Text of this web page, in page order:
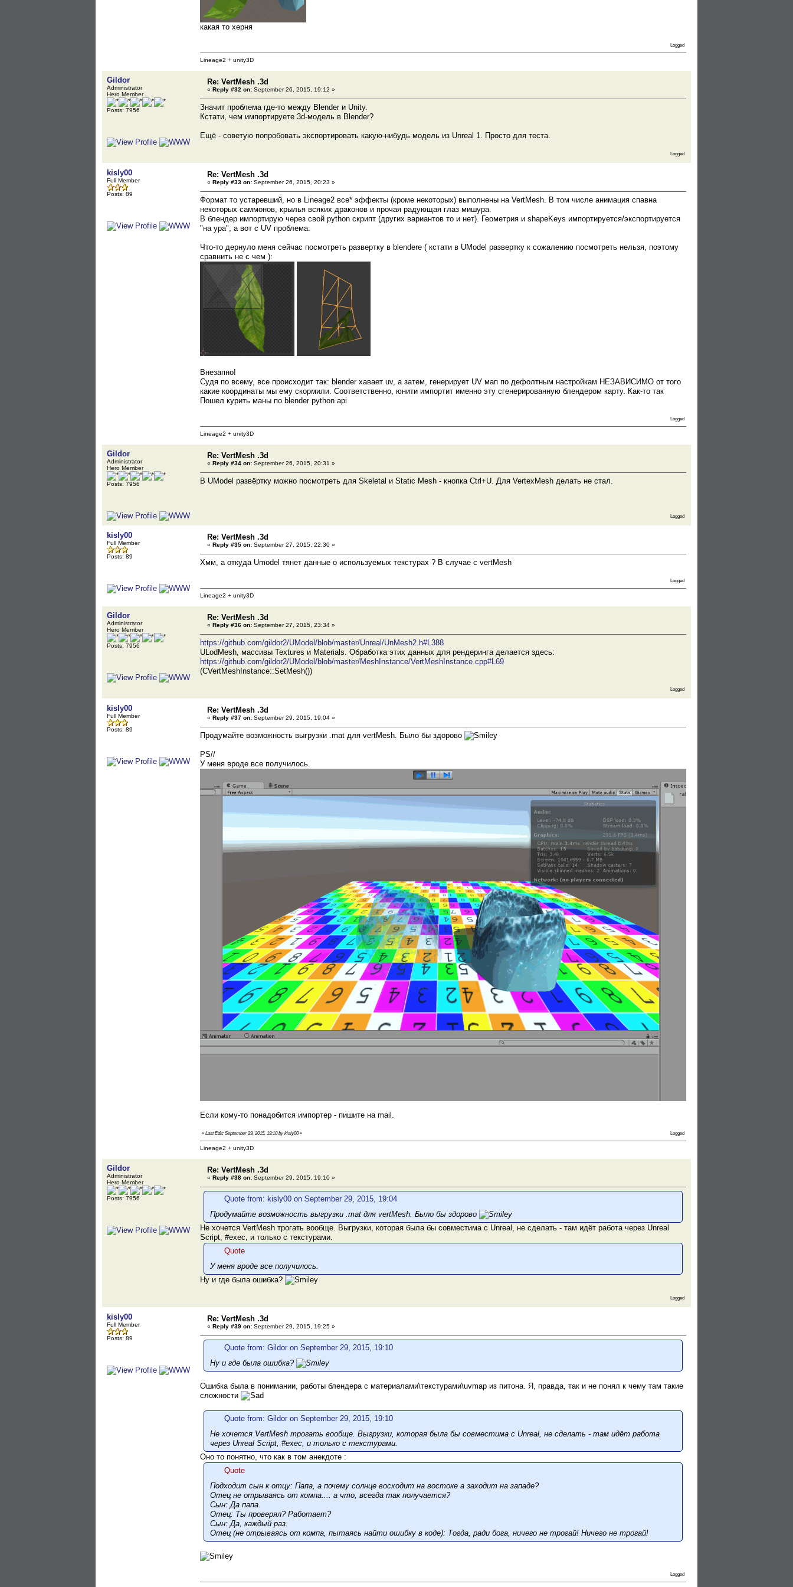
какая то херня
Logged
Lineage2 + unity3D
Gildor
Administrator
Hero Member
Posts: 7956
Re: VertMesh .3d
« Reply #32 on: September 26, 2015, 19:12 »
Значит проблема где-то между Blender и Unity.
Кстати, чем импортируете 3d-модель в Blender?
Ещё - советую попробовать экспортировать какую-нибудь модель из Unreal 1. Просто для теста.
Logged
kisly00
Full Member
Posts: 89
Re: VertMesh .3d
« Reply #33 on: September 26, 2015, 20:23 »
Формат то устаревший, но в Lineage2 все* эффекты (кроме некоторых) выполнены на VertMesh. В том числе анимация спавна
некоторых саммонов, крылья всяких драконов и прочая радующая глаз мишура.
В блендер импортирую через свой python скрипт (других вариантов то и нет). Геометрия и shapeKeys импортируется/экспортируется
"на ура", а вот с UV проблема.
Что-то дернуло меня сейчас посмотреть развертку в blendere ( кстати в UModel развертку к сожалению посмотреть нельзя, поэтому
сравнить не с чем ):
Внезапно!
Судя по всему, все происходит так: blender хавает uv, а затем, генерирует UV мап по дефолтным настройкам НЕЗАВИСИМО от того
какие координаты мы ему скормили. Соответственно, юнити импортит именно эту сгенерированную блендером карту. Как-то так
Пошел курить маны по blender python api
Logged
Lineage2 + unity3D
Gildor
Administrator
Hero Member
Posts: 7956
Re: VertMesh .3d
« Reply #34 on: September 26, 2015, 20:31 »
В UModel развёртку можно посмотреть для Skeletal и Static Mesh - кнопка Ctrl+U. Для VertexMesh делать не стал.
Logged
kisly00
Full Member
Posts: 89
Re: VertMesh .3d
« Reply #35 on: September 27, 2015, 22:30 »
Хмм, а откуда Umodel тянет данные о используемых текстурах ? В случае с vertMesh
Logged
Lineage2 + unity3D
Gildor
Administrator
Hero Member
Posts: 7956
Re: VertMesh .3d
« Reply #36 on: September 27, 2015, 23:34 »
https://github.com/gildor2/UModel/blob/master/Unreal/UnMesh2.h#L388
ULodMesh, массивы Textures и Materials. Обработка этих данных для рендеринга делается здесь:
https://github.com/gildor2/UModel/blob/master/MeshInstance/VertMeshInstance.cpp#L69
(CVertMeshInstance::SetMesh())
Logged
kisly00
Full Member
Posts: 89
Re: VertMesh .3d
« Reply #37 on: September 29, 2015, 19:04 »
Продумайте возможность выгрузки .mat для vertMesh. Было бы здорово
PS//
У меня вроде все получилось.
Если кому-то понадобится импортер - пишите на mail.
« Last Edit: September 29, 2015, 19:10 by kisly00» Logged
Lineage2 + unity3D
Gildor
Administrator
Hero Member
Posts: 7956
Re: VertMesh .3d
« Reply #38 on: September 29, 2015, 19:10 »
Quote from: kisly00 on September 29, 2015, 19:04
Продумайте возможность выгрузки .mat для vertMesh. Было бы здорово
Не хочется VertMesh трогать вообще. Выгрузки, которая была бы совместима с Unreal, не сделать - там идёт работа через Unreal
Script, #exec, и только с текстурами.
Quote
У меня вроде все получилось.
Ну и где была ошибка?
Logged
kisly00
Full Member
Posts: 89
Re: VertMesh .3d
« Reply #39 on: September 29, 2015, 19:25 »
Quote from: Gildor on September 29, 2015, 19:10
Ну и где была ошибка?
Ошибка была в понимании, работы блендера с материалами\текстурами\uvmap из питона. Я, правда, так и не понял к чему там такие
сложности
Quote from: Gildor on September 29, 2015, 19:10
Не хочется VertMesh трогать вообще. Выгрузки, которая была бы совместима с Unreal, не сделать - там идёт работа
через Unreal Script, #exec, и только с текстурами.
Оно то понятно, что как в том анекдоте :
Quote
Подходит сын к отцу: Папа, а почему солнце восходит на востоке а заходит на западе?
Отец не отрываясь от компа...: а что, всегда так получается?
Сын: Да папа.
Отец: Ты проверял? Работает?
Сын: Да, каждый раз.
Отец (не отрываясь от компа, пытаясь найти ошибку в коде): Тогда, ради бога, ничего не трогай! Ничего не трогай!
Logged